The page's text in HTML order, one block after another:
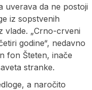
uverava da ne postoji
iz sopstvenih
vlade. „Crno-crveni
godine“, nedavno
fon Šteten, inače
stranke.
a naročito